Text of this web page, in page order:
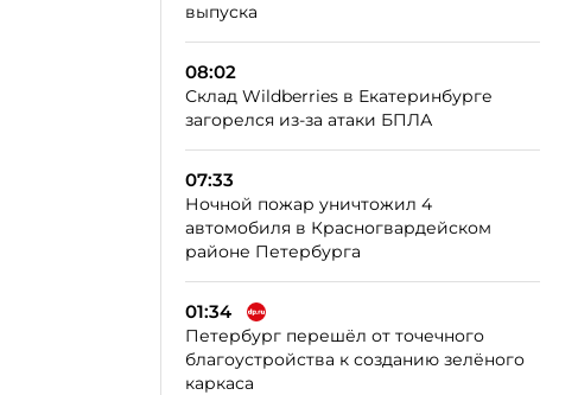
выпуска
08:02
Склад Wildberries в Екатеринбурге
загорелся из-за атаки БПЛА
07:33
Ночной пожар уничтожил 4
автомобиля в Красногвардейском
районе Петербурга
01:34
Петербург перешёл от точечного
благоустройства к созданию зелёного
каркаса